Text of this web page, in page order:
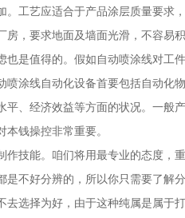
工艺应适合于产品涂层质量要求
要求地面及墙面光滑，不容易
是值得的。假如自动喷涂线对工
线自动化设备首要包括自动化
、经济效益等方面的状况。一
钱操控非常重要。
能。咱们将用最专业的态度，
好分辨的，所以你只需要了解
选择为好，由于这种纯属是属